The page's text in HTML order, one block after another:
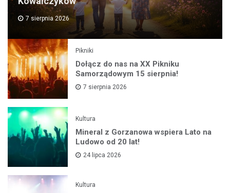
7 sierpnia 2026
Pikniki
Dołącz do nas na XX Pikniku
Samorządowym 15 sierpnia!
7 sierpnia 2026
Kultura
Mineral z Gorzanowa wspiera Lato na
Ludowo od 20 lat!
24 lipca 2026
Kultura